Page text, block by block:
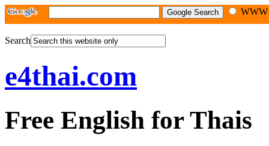
Search
e4thai.com
Free English for Thais